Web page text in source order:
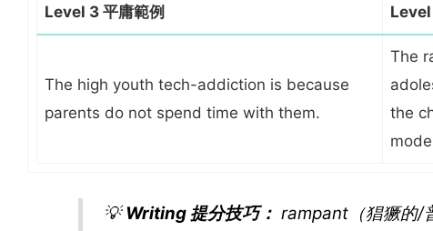
Level 3 平庸範例
The high youth tech-addiction is because
parents do not spend time with them.
The
the
💡Writing 提分技巧： rampant（猖獗的/